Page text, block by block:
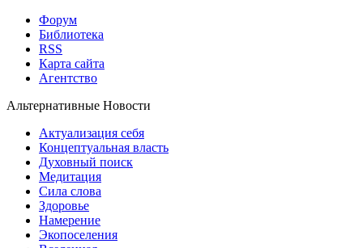
Форум
Библиотека
RSS
Карта сайта
Агентство
Альтернативные Новости
Актуализация себя
Концептуальная власть
Духовный поиск
Медитация
Сила слова
Здоровье
Намерение
Экопоселения